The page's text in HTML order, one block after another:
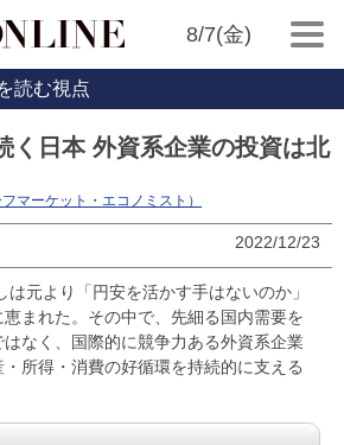
8/7(金)
読む視点
く日本 外資系企業の投資は北
マーケット・エコノミスト）
2022/12/23
元より「円安を活かす手はないのか」
まれた。その中で、先細る国内需要を
なく、国際的に競争力ある外資系企業
所得・消費の好循環を持続的に支える